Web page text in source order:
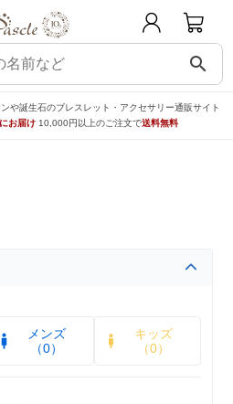
search
や誕生石のブレスレット・アクセサリー通販サイト
お届け 10,000円以上のご注文で送料無料
メンズ
（0）
キッズ
（0）